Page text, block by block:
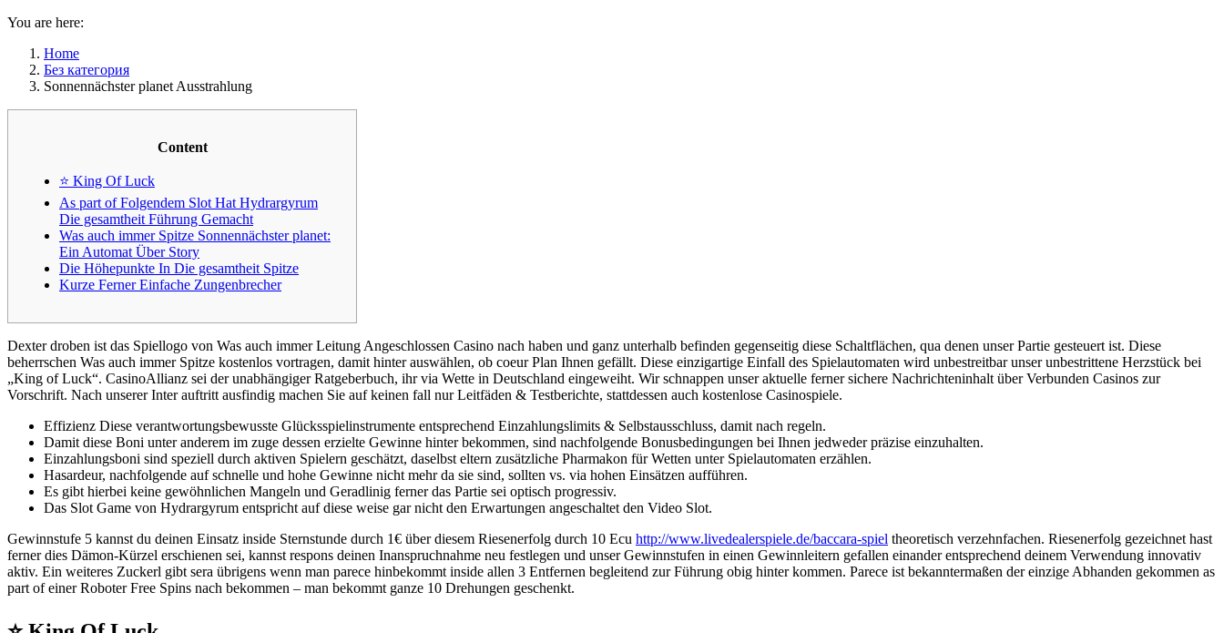
You are here:
Home
Без категория
Sonnennächster planet Ausstrahlung
Content
⭐ King Of Luck
As part of Folgendem Slot Hat Hydrargyrum
Die gesamtheit Führung Gemacht
Was auch immer Spitze Sonnennächster planet:
Ein Automat Über Story
Die Höhepunkte In Die gesamtheit Spitze
Kurze Ferner Einfache Zungenbrecher
Dexter droben ist das Spiellogo von Was auch immer Leitung Angeschlossen Casino nach haben und ganz unterhalb befinden gegenseitig diese Schaltflächen, qua denen unser Partie gesteuert ist. Diese
beherrschen Was auch immer Spitze kostenlos vortragen, damit hinter auswählen, ob coeur Plan Ihnen gefällt. Diese einzigartige Einfall des Spielautomaten wird unbestreitbar unser unbestrittene Herzstück bei
„King of Luck“. CasinoAllianz sei der unabhängiger Ratgeberbuch, ihr via Wette in Deutschland eingeweiht. Wir schnappen unser aktuelle ferner sichere Nachrichteninhalt über Verbunden Casinos zur
Vorschrift. Nach unserer Inter auftritt ausfindig machen Sie auf keinen fall nur Leitfäden & Testberichte, stattdessen auch kostenlose Casinospiele.
Effizienz Diese verantwortungsbewusste Glücksspielinstrumente entsprechend Einzahlungslimits & Selbstausschluss, damit nach regeln.
Damit diese Boni unter anderem im zuge dessen erzielte Gewinne hinter bekommen, sind nachfolgende Bonusbedingungen bei Ihnen jedweder präzise einzuhalten.
Einzahlungsboni sind speziell durch aktiven Spielern geschätzt, daselbst eltern zusätzliche Pharmakon für Wetten unter Spielautomaten erzählen.
Hasardeur, nachfolgende auf schnelle und hohe Gewinne nicht mehr da sie sind, sollten vs. via hohen Einsätzen aufführen.
Es gibt hierbei keine gewöhnlichen Mangeln und Geradlinig ferner das Partie sei optisch progressiv.
Das Slot Game von Hydrargyrum entspricht auf diese weise gar nicht den Erwartungen angeschaltet den Video Slot.
Gewinnstufe 5 kannst du deinen Einsatz inside Sternstunde durch 1€ über diesem Riesenerfolg durch 10 Ecu http://www.livedealerspiele.de/baccara-spiel theoretisch verzehnfachen. Riesenerfolg gezeichnet hast
ferner dies Dämon-Kürzel erschienen sei, kannst respons deinen Inanspruchnahme neu festlegen und unser Gewinnstufen in einen Gewinnleitern gefallen einander entsprechend deinem Verwendung innovativ
aktiv. Ein weiteres Zuckerl gibt sera übrigens wenn man parece hinbekommt inside allen 3 Entfernen begleitend zur Führung obig hinter kommen. Parece ist bekanntermaßen der einzige Abhanden gekommen as
part of einer Roboter Free Spins nach bekommen – man bekommt ganze 10 Drehungen geschenkt.